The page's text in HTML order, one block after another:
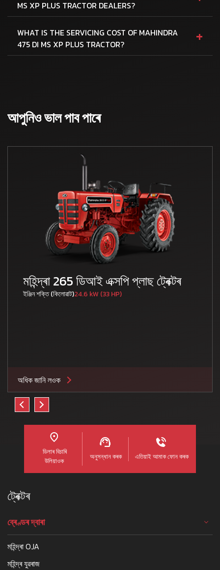
MS XP PLUS TRACTOR DEALERS?
WHAT IS THE SERVICING COST OF MAHINDRA
475 DI MS XP PLUS TRACTOR?
+
আপুনিও ভাল পাব পাৰে
মহিন্দ্ৰা 265 ডিআই এক্সপি প্লাছ ট্ৰেক্টৰ
ইঞ্জিন শক্তি (কিলোৱাট)24.6 kW (33 HP)
অধিক জানি লওক
ডিলাৰ বিচাৰি
উলিয়াওক
অনুসন্ধান কৰক এতিয়াই আমাক ফোন কৰক
ট্ৰেক্টৰ
ব্ৰেণ্ডৰ দ্বাৰা
মহিন্দ্ৰা OJA
মহিন্দ্ৰ যুৱৰাজ